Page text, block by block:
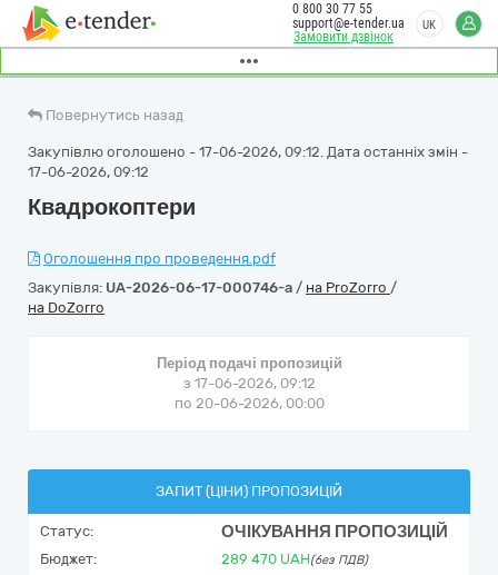
Замовити дзвінок
0 800 30 77 55
support@e-tender.ua
UK
Повернутись назад
Закупівлю оголошено - 17-06-2026, 09:12. Дата останніх змін -
17-06-2026, 09:12
Квадрокоптери
Оголошення про проведення.pdf
Закупівля: UA-2026-06-17-000746-a / на ProZorro /
на DoZorro
Період подачі пропозицій
з 17-06-2026, 09:12
по 20-06-2026, 00:00
ЗАПИТ (ЦІНИ) ПРОПОЗИЦІЙ
Статус: ОЧІКУВАННЯ ПРОПОЗИЦІЙ
Бюджет: 289 470 UAH(без ПДВ)